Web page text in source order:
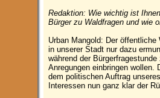
Redaktion: Wie wichtig ist
Bürger zu Waldfragen und wie
Urban Mangold: Der
in unserer Stadt nur dazu
während der
Anregungen einbringen wollen.
dem politischen Auftrag
Interessen nun ganz klar der